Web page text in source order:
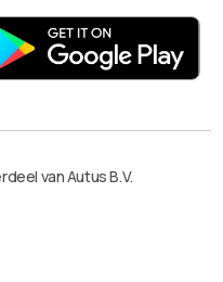
van Autus B.V.